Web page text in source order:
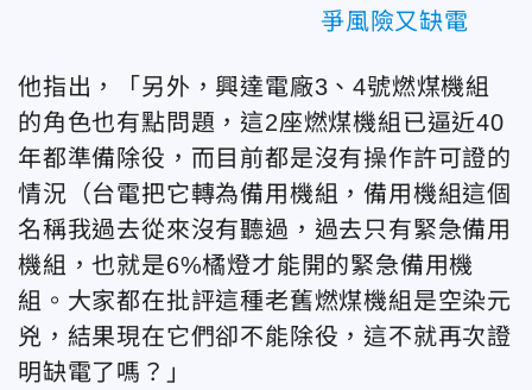
爭風險又缺電
他指出，「另外，興達電廠3、4號燃煤機組
的角色也有點問題，這2座燃煤機組已逼近40
年都準備除役，而目前都是沒有操作許可證的
情況（台電把它轉為備用機組，備用機組這個
名稱我過去從來沒有聽過，過去只有緊急備用
機組，也就是6%橘燈才能開的緊急備用機
組。大家都在批評這種老舊燃煤機組是空染元
兇，結果現在它們卻不能除役，這不就再次證
明缺電了嗎？」